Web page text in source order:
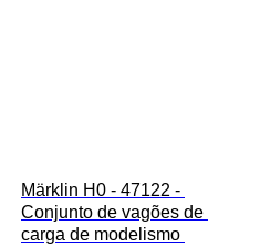
Märklin H0 - 47122 -
Conjunto de vagões de
carga de modelismo